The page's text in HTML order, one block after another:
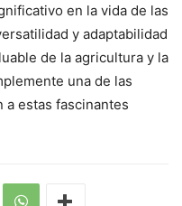
en la vida de las
y adaptabilidad
de la agricultura y la
una de las
a estas fascinantes